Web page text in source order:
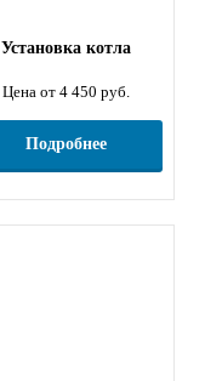
Установка котла
Цена от 4 450 руб.
Подробнее